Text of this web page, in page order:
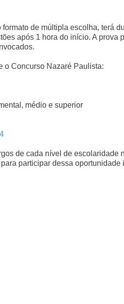
de múltipla escolha, terá
após 1 hora do início. A
o Concurso Nazaré Paulista:
médio e superior
de cada nível de escolaridade
participar dessa